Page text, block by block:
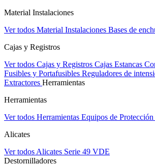
Material Instalaciones
Ver todos Material Instalaciones Bases de
Cajas y Registros
Ver todos Cajas y Registros Cajas Estancas
Fusibles y Portafusibles Reguladores de
Extractores Herramientas
Herramientas
Ver todos Herramientas Equipos de
Alicates
Ver todos Alicates Serie 49 VDE
Destornilladores